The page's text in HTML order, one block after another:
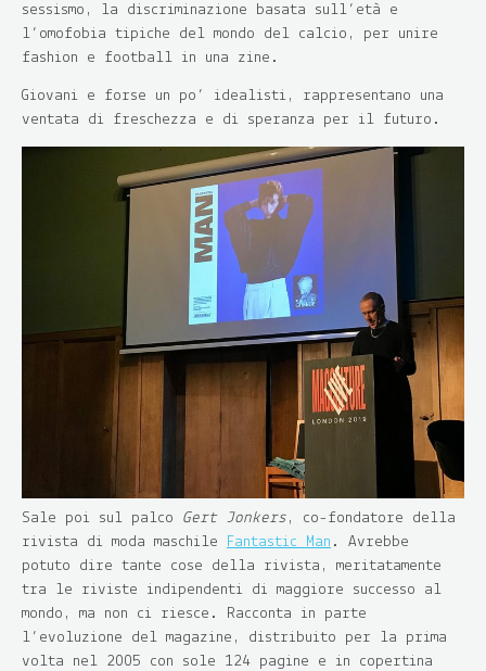
sessismo, la discriminazione basata sull’età e
l’omofobia tipiche del mondo del calcio, per unire
fashion e football in una zine.
Giovani e forse un po’ idealisti, rappresentano una
ventata di freschezza e di speranza per il futuro.
Sale poi sul palco Gert Jonkers , co-fondatore della
rivista di moda maschile
Fantastic Man . Avrebbe
potuto dire tante cose della rivista, meritatamente
tra le riviste indipendenti di maggiore successo al
mondo, ma non ci riesce. Racconta in parte
l’evoluzione del magazine, distribuito per la prima
volta nel 2005 con sole 124 pagine e in copertina